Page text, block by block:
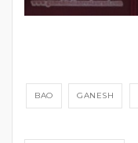
BAO GANESH